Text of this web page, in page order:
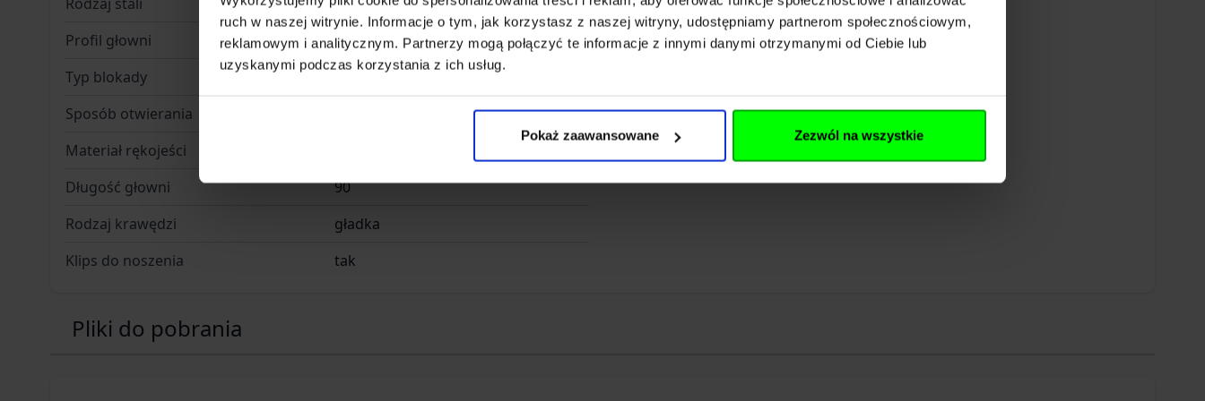
ruch w naszej witrynie. Informacje o tym, jak korzystasz z naszej witryny, udostępniamy partnerom społecznościowym,
reklamowym i analitycznym. Partnerzy mogą połączyć te informacje z innymi danymi otrzymanymi od Ciebie lub
uzyskanymi podczas korzystania z ich usług.
Pokaż zaawansowane Zezwól na wszystkie
Profil głowni
drop point
Typ blokady
liner lock
Sposób otwierania
Materiał rękojeści
Długość głowni
90
Rodzaj krawędzi
gładka
Klips do noszenia
tak
Pliki do pobrania